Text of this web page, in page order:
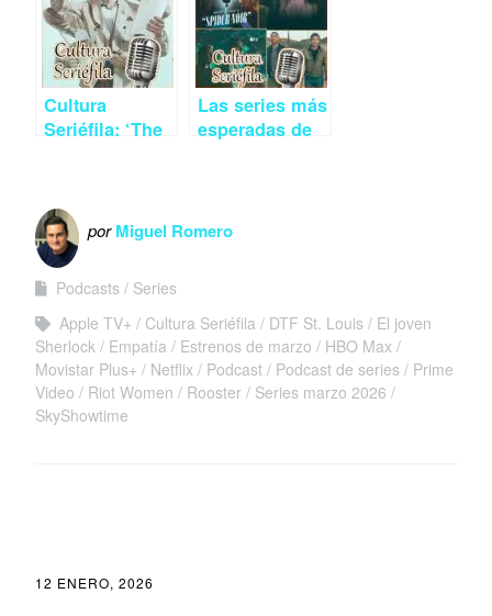
‘Portobello’,
‘Un hombre
mejor’ y ‘The
Burbs’
(Podcast)
Seriéfila
Cultura
Seriéfila: ‘The
de marzo
Las series más
esperadas de
porMiguel Romero
Podcasts
Series
Apple TV+
Cultura Seriéfila DTF St. Louis
El joven
Sherlock
Empatía Estrenos de marzo
HBO Max
Movistar Plus+
Netflix Podcast Podcast de series
Prime
Video
Riot Women Rooster
Series marzo 2026
SkyShowtime
12 ENERO, 2026